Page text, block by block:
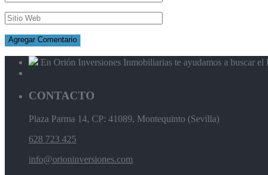
En Orión Inversiones Inmobiliarias te ayudamos a buscar el
CONTACTO
Plaza Parma 14, CP: 41089, Montequinto (Sevilla)
628 723 425
info@orioninversiones.com